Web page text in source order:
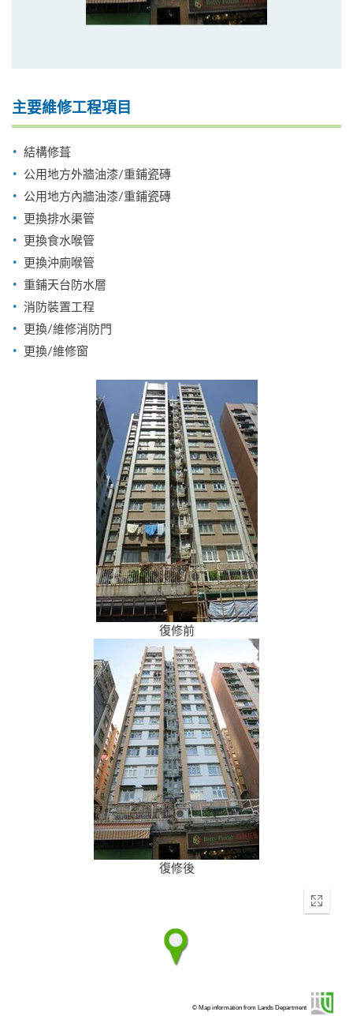
主要維修工程項目
結構修葺
公用地方外牆油漆/重鋪瓷磚
公用地方內牆油漆/重鋪瓷磚
更換排水渠管
更換食水喉管
更換沖廁喉管
重鋪天台防水層
消防裝置工程
更換/維修消防門
更換/維修窗
復修前
復修後
Enter
© Map information from Lands Department